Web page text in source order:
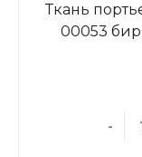
Ткань
00053
-